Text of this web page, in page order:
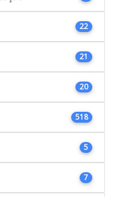
22
21
20
518
5
7